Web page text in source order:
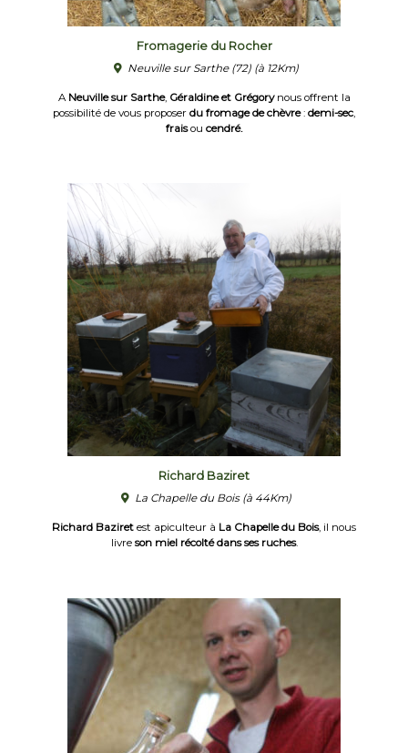
Fromagerie du Rocher
Neuville sur Sarthe (72) (à 12Km)
A Neuville sur Sarthe, Géraldine et Grégorynous offrent la
possibilité de vous proposer du fromage de chèvre: demi-sec
fraisou cendré.
Richard Baziret
La Chapelle du Bois(à 44Km)
Richard Baziret est apiculteur à La Chapelle du Bois, il nous
livre son miel récolté dans ses ruches.